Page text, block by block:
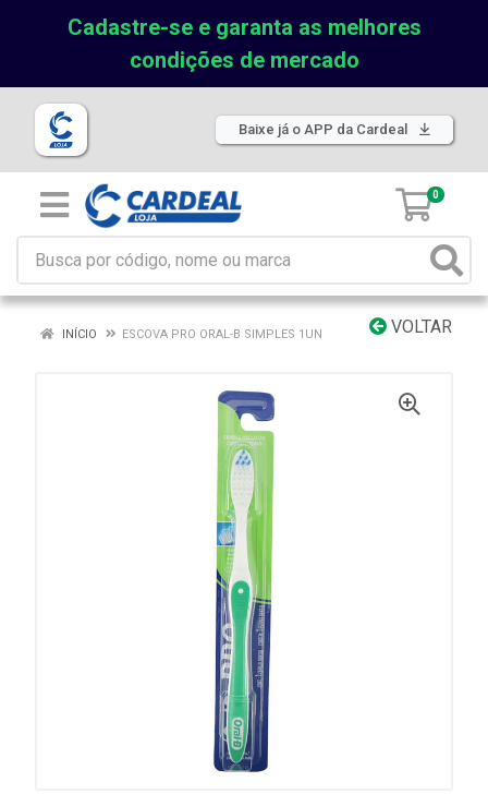
Cadastre-se e garanta as melhores
condições de mercado
Baixe já o APP da Cardeal
0
VOLTAR
INÍCIO ESCOVA PRO ORAL-B SIMPLES 1UN